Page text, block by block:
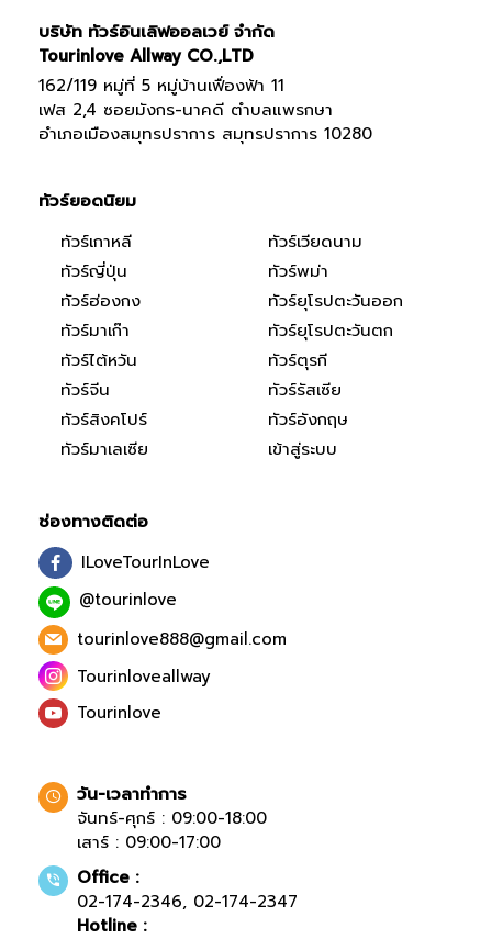
บริษัท ทัวร์อินเลิฟออลเวย์ จำกัด
Tourinlove Allway CO.,LTD
162/119 หมู่ที่ 5 หมู่บ้านเฟื่องฟ้า 11
เฟส 2,4 ซอยมังกร-นาคดี ตำบลแพรกษา
อำเภอเมืองสมุทรปราการ สมุทรปราการ 10280
ทัวร์ยอดนิยม
ทัวร์เกาหลี
ทัวร์ญี่ปุ่น
ทัวร์ฮ่องกง
ทัวร์มาเก๊า
ทัวร์ไต้หวัน
ทัวร์จีน
ทัวร์สิงคโปร์
ทัวร์มาเลเซีย
ทัวร์เวียดนาม
ทัวร์พม่า
ทัวร์ยุโรปตะวันออก
ทัวร์ยุโรปตะวันตก
ทัวร์ตุรกี
ทัวร์รัสเซีย
ทัวร์อังกฤษ
เข้าสู่ระบบ
ช่องทางติดต่อ
ILoveTourInLove
@tourinlove
tourinlove888@gmail.com
Tourinloveallway
Tourinlove
วัน-เวลาทำการ
จันทร์-ศุกร์ : 09:00-18:00
เสาร์ : 09:00-17:00
Office :
02-174-2346, 02-174-2347
Hotline :